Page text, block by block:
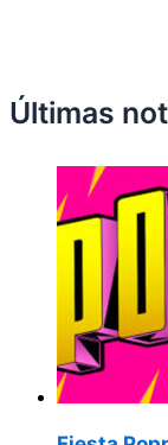
Últimas